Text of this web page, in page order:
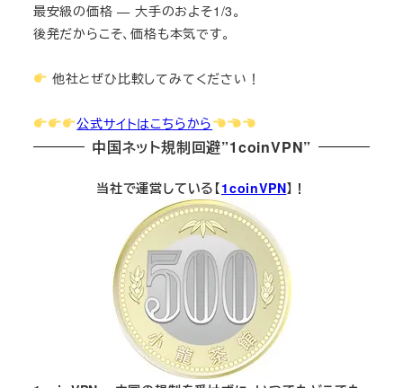
最安級の価格 — 大手のおよそ1/3。
後発だからこそ、価格も本気です。
他社とぜひ比較してみてください！
公式サイトはこちらから
中国ネット規制回避”1coinVPN”
当社で運営している【1coinVPN】！